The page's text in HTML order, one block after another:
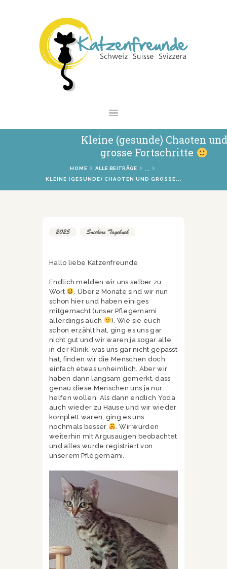
Kleine (gesunde) Chaoten und
grosse Fortschritte
HOME ALLE BEITRÄGE
KLEINE (GESUNDE) CHAOTEN UND GROSSE...
NEWS
VERMITTLUNG
INTERESSANTES
SHOP
2025 Snickers Tagebuch
Hallo liebe Katzenfreunde
Endlich melden wir uns selber zu
Wort
. Über 2 Monate sind wir nun
schon hier und haben einiges
mitgemacht (unser Pflegemami
allerdings auch
). Wie sie euch
schon erzählt hat, ging es uns gar
nicht gut und wir waren ja sogar alle
in der Klinik, was uns gar nicht gepasst
hat, finden wir die Menschen doch
einfach etwas unheimlich. Aber wir
haben dann langsam gemerkt, dass
genau diese Menschen uns ja nur
helfen wollen. Als dann endlich Yoda
auch wieder zu Hause und wir wieder
komplett waren, ging es uns
nochmals besser
. Wir wurden
weiterhin mit Argusaugen beobachtet
und alles wurde registriert von
unserem Pflegemami.